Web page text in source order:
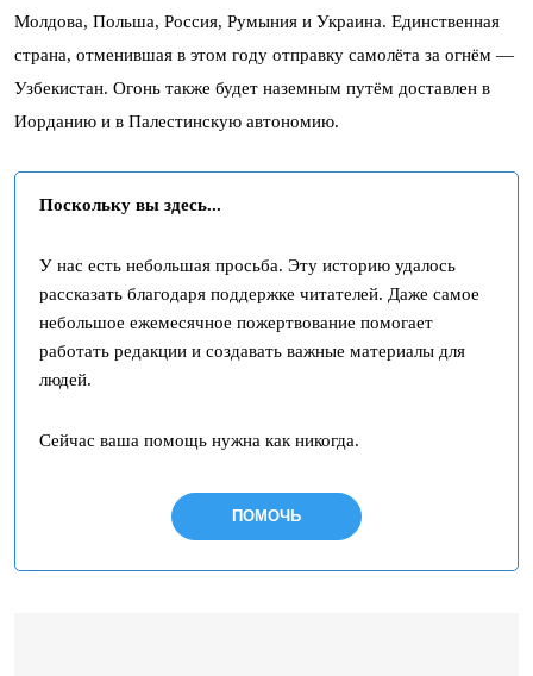
Молдова, Польша, Россия, Румыния и Украина. Единственная
страна, отменившая в этом году отправку самолёта за огнём —
Узбекистан. Огонь также будет наземным путём доставлен в
Иорданию и в Палестинскую автономию.
Поскольку вы здесь...
У нас есть небольшая просьба. Эту историю удалось
рассказать благодаря поддержке читателей. Даже самое
небольшое ежемесячное пожертвование помогает
работать редакции и создавать важные материалы для
людей.
Сейчас ваша помощь нужна как никогда.
ПОМОЧЬ